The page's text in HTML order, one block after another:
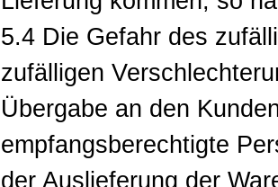
5.4 Die Gefahr des
zufälligen
Übergabe an den
empfangsberechtigte
der Auslieferung der